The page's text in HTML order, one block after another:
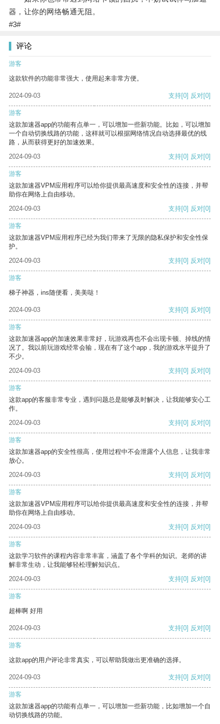
器，让你的网络畅通无阻。
#3#
评论
游客
这款软件的功能非常强大，使用起来非常方便。
2024-09-03 支持[0] 反对[0]
游客
这款加速器app的功能有点单一，可以增加一些新功能。比如，可以增加
一个自动切换线路的功能，这样就可以根据网络情况自动选择最优的线
路，从而获得更好的加速效果。
2024-09-03
支持[0] 反对[0]
游客
这款加速器VPM应用程序可以给你提供最高速度和安全性的连接，并帮
助你在网络上自由移动。
2024-09-03
支持[0] 反对[0]
游客
这款加速器VPM应用程序已经为我们带来了无限的隐私保护和安全性保
护。
2024-09-03
支持[0] 反对[0]
游客
梯子神器，ins随便看，美美哒！
2024-09-03 支持[0] 反对[0]
游客
这款加速器app的加速效果非常好，玩游戏再也不会出现卡顿、掉线的情
况了。我以前玩游戏经常会输，现在有了这个app，我的游戏水平提升了
不少。
2024-09-03
支持[0] 反对[0]
游客
这款app的客服非常专业，遇到问题总是能够及时解决，让我能够安心工
作。
2024-09-03
支持[0] 反对[0]
游客
这款加速器app的安全性很高，使用过程中不会泄露个人信息，让我非常
放心。
2024-09-03
支持[0] 反对[0]
游客
这款加速器VPM应用程序可以给你提供最高速度和安全性的连接，并帮
助你在网络上自由移动。
2024-09-03
支持[0] 反对[0]
游客
这款学习软件的课程内容非常丰富，涵盖了各个学科的知识。老师的讲
解非常生动，让我能够轻松理解知识点。
2024-09-03
支持[0] 反对[0]
游客
超棒啊 好用
2024-09-03 支持[0] 反对[0]
游客
这款app的用户评论非常真实，可以帮助我做出更准确的选择。
2024-09-03 支持[0] 反对[0]
游客
这款加速器app的功能有点单一，可以增加一些新功能，比如增加一个自
动切换线路的功能。